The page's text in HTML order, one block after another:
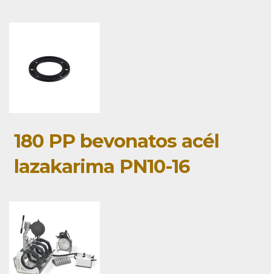
180 PP bevonatos acél
lazakarima PN10-16